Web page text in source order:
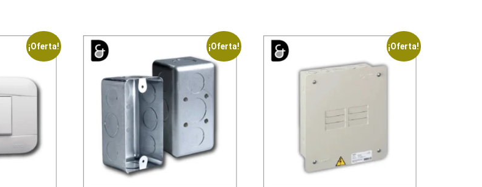
¡Oferta! ¡Oferta! ¡Oferta!